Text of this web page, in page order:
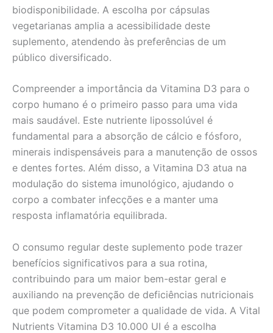
biodisponibilidade. A escolha por cápsulas
vegetarianas amplia a acessibilidade deste
suplemento, atendendo às preferências de um
público diversificado.
Compreender a importância da Vitamina D3 para o
corpo humano é o primeiro passo para uma vida
mais saudável. Este nutriente lipossolúvel é
fundamental para a absorção de cálcio e fósforo,
minerais indispensáveis para a manutenção de ossos
e dentes fortes. Além disso, a Vitamina D3 atua na
modulação do sistema imunológico, ajudando o
corpo a combater infecções e a manter uma
resposta inflamatória equilibrada.
O consumo regular deste suplemento pode trazer
benefícios significativos para a sua rotina,
contribuindo para um maior bem-estar geral e
auxiliando na prevenção de deficiências nutricionais
que podem comprometer a qualidade de vida. A Vital
Nutrients Vitamina D3 10.000 UI é a escolha